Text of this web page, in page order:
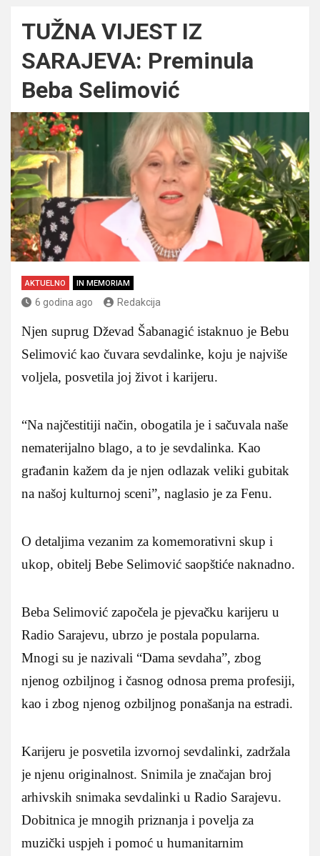
TUŽNA VIJEST IZ
SARAJEVA: Preminula
Beba Selimović
AKTUELNO IN MEMORIAM
6 godina ago Redakcija
Njen suprug Dževad Šabanagić istaknuo je Bebu
Selimović kao čuvara sevdalinke, koju je najviše
voljela, posvetila joj život i karijeru.
“Na najčestitiji način, obogatila je i sačuvala naše
nematerijalno blago, a to je sevdalinka. Kao
građanin kažem da je njen odlazak veliki gubitak
na našoj kulturnoj sceni”, naglasio je za Fenu.
O detaljima vezanim za komemorativni skup i
ukop, obitelj Bebe Selimović saopštiće naknadno.
Beba Selimović započela je pjevačku karijeru u
Radio Sarajevu, ubrzo je postala popularna.
Mnogi su je nazivali “Dama sevdaha”, zbog
njenog ozbiljnog i časnog odnosa prema profesiji,
kao i zbog njenog ozbiljnog ponašanja na estradi.
Karijeru je posvetila izvornoj sevdalinki, zadržala
je njenu originalnost. Snimila je značajan broj
arhivskih snimaka sevdalinki u Radio Sarajevu.
Dobitnica je mnogih priznanja i povelja za
muzički uspjeh i pomoć u humanitarnim